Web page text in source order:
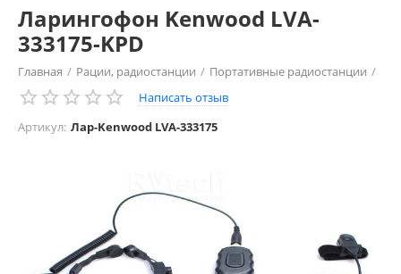
Ларингофон Kenwood LVA-
333175-KPD
Главная / Рации, радиостанции / Портативные радиостанции /
Рации Kenwood (Япония) / Гарнитура Kenwood
Написать отзыв
Артикул: Лар-Kenwood LVA-333175